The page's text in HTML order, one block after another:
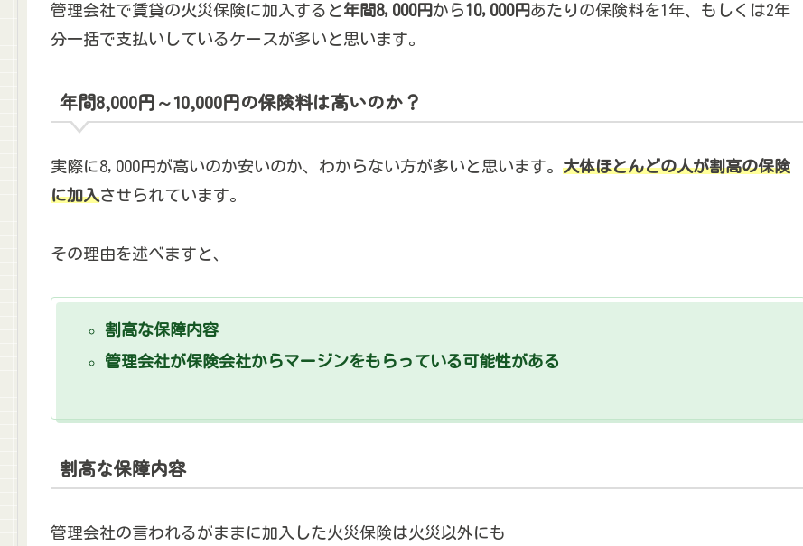
管理会社で賃貸の火災保険に加入すると年間8,000円から10,000円あたりの保険料を1年、もしくは2年
分一括で支払いしているケースが多いと思います。
年間8,000円～10,000円の保険料は高いのか？
実際に8,000円が高いのか安いのか、わからない方が多いと思います。 大体ほとんどの人が割高の保険
に加入させられています。
その理由を述べますと、
割高な保障内容
管理会社が保険会社からマージンをもらっている可能性がある
割高な保障内容
管理会社の言われるがままに加入した火災保険は火災以外にも